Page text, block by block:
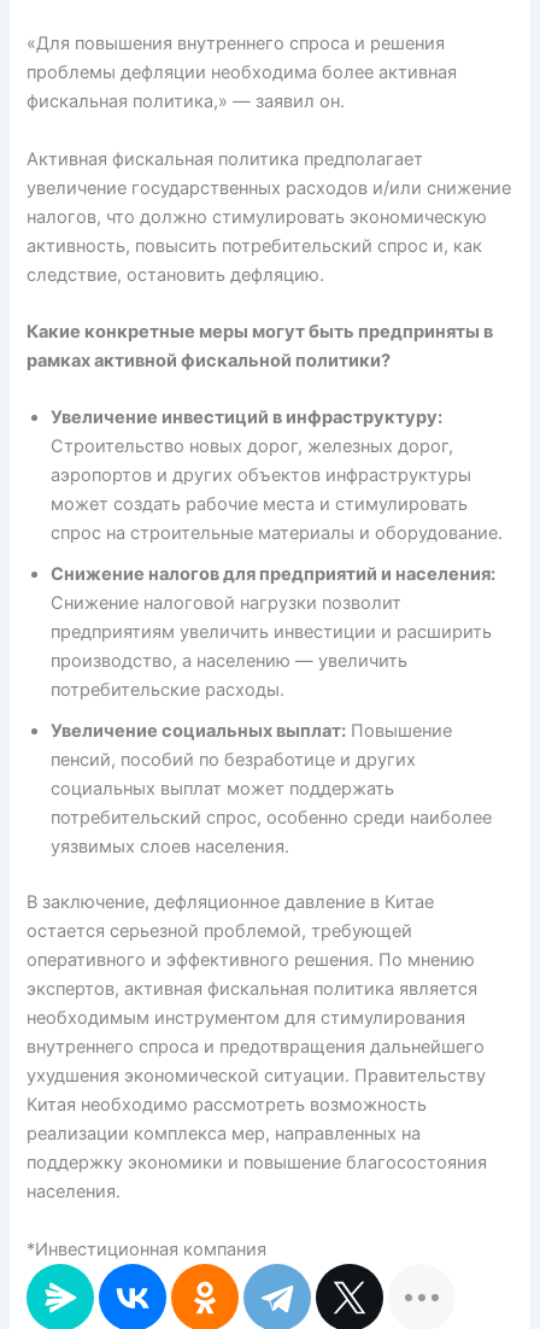
«Для повышения внутреннего спроса и решения
проблемы дефляции необходима более активная
фискальная политика,» — заявил он.
Активная фискальная политика предполагает
увеличение государственных расходов и/или снижение
налогов, что должно стимулировать экономическую
активность, повысить потребительский спрос и, как
следствие, остановить дефляцию.
Какие конкретные меры могут быть предприняты в
рамках активной фискальной политики?
Увеличение инвестиций в инфраструктуру:
Строительство новых дорог, железных дорог,
аэропортов и других объектов инфраструктуры
может создать рабочие места и стимулировать
спрос на строительные материалы и оборудование.
Снижение налогов для предприятий и населения:
Снижение налоговой нагрузки позволит
предприятиям увеличить инвестиции и расширить
производство, а населению — увеличить
потребительские расходы.
Увеличение социальных выплат: Повышение
пенсий, пособий по безработице и других
социальных выплат может поддержать
потребительский спрос, особенно среди наиболее
уязвимых слоев населения.
В заключение, дефляционное давление в Китае
остается серьезной проблемой, требующей
оперативного и эффективного решения. По мнению
экспертов, активная фискальная политика является
необходимым инструментом для стимулирования
внутреннего спроса и предотвращения дальнейшего
ухудшения экономической ситуации. Правительству
Китая необходимо рассмотреть возможность
реализации комплекса мер, направленных на
поддержку экономики и повышение благосостояния
населения.
*Инвестиционная компания